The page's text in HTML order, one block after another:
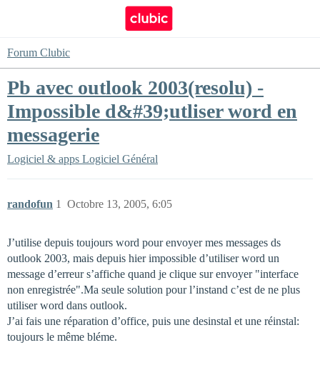
Forum Clubic
Pb avec outlook 2003(resolu) -
Impossible d&#39;utliser word en
messagerie
Logiciel & apps Logiciel Général
randofun Octobre 13, 2005, 6:05
1
J’utilise depuis toujours word pour envoyer mes messages ds
outlook 2003, mais depuis hier impossible d’utiliser word un
message d’erreur s’affiche quand je clique sur envoyer "interface
non enregistrée".Ma seule solution pour l’instand c’est de ne plus
utiliser word dans outlook.
J’ai fais une réparation d’office, puis une desinstal et une réinstal:
toujours le même bléme.